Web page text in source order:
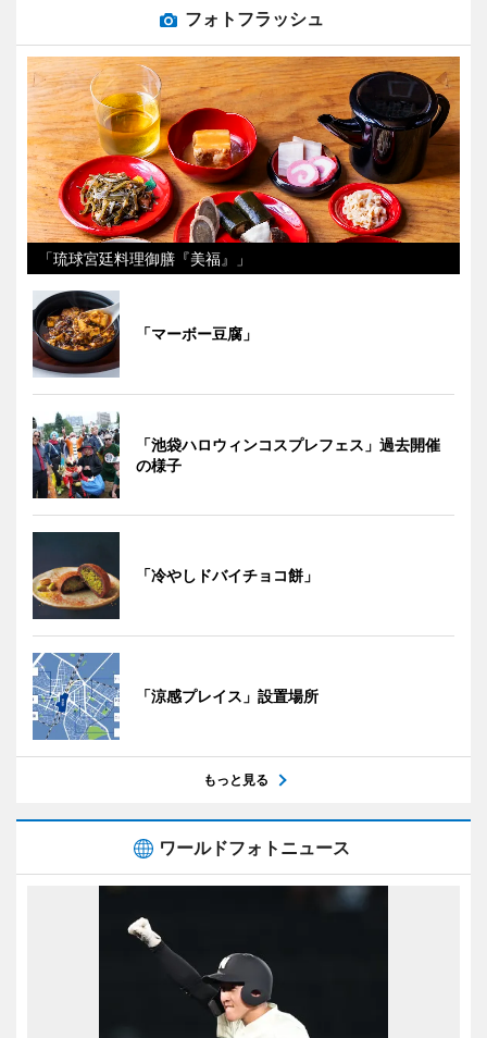
フォトフラッシュ
「琉球宮廷料理御膳『美福』」
「マーボー豆腐」
「池袋ハロウィンコスプレフェス」過去開催
の様子
「冷やしドバイチョコ餅」
「涼感プレイス」設置場所
もっと見る
ワールドフォトニュース